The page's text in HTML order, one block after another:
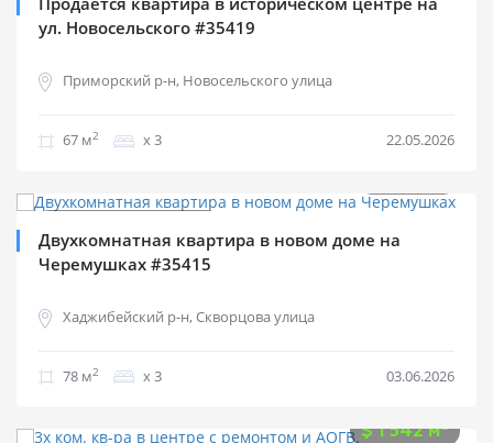
ул. Новосельского #35419
Приморский р-н, Новосельского улица
67 м2 х 3 22.05.2026
Двухкомнатная квартира в новом доме на
Черемушках #35415
Хаджибейский р-н, Скворцова улица
78 м2 х 3 03.06.2026
$1 542 м2